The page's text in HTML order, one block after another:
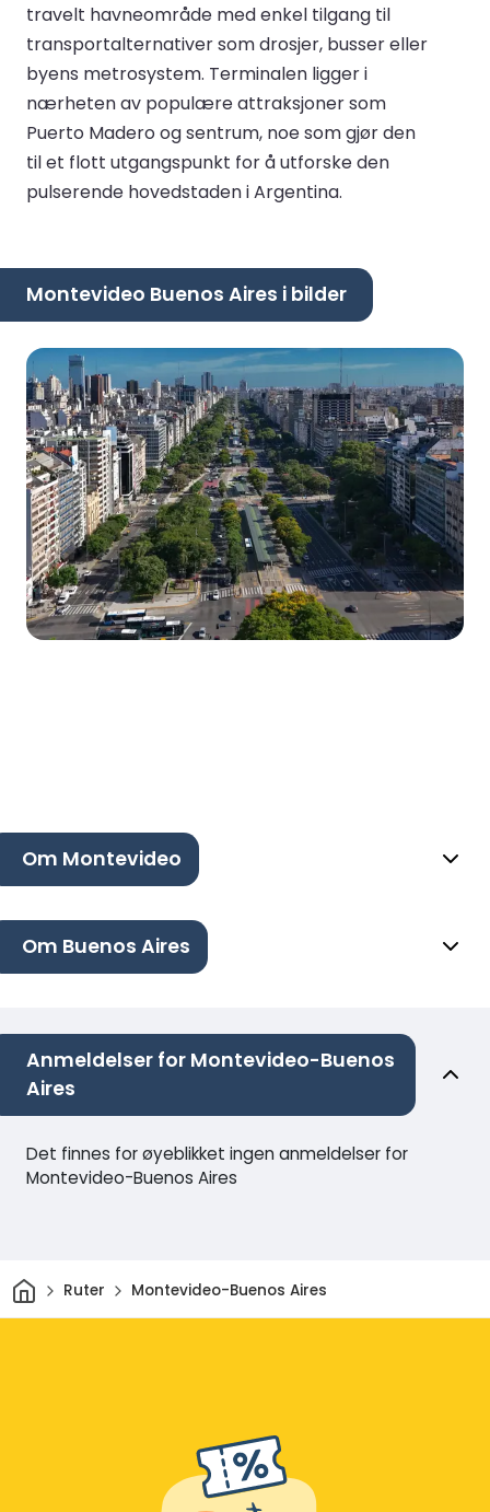
travelt havneområde med enkel tilgang til
transportalternativer som drosjer, busser eller
byens metrosystem. Terminalen ligger i
nærheten av populære attraksjoner som
Puerto Madero og sentrum, noe som gjør den
til et flott utgangspunkt for å utforske den
pulserende hovedstaden i Argentina.
Montevideo Buenos Aires i bilder
Om Montevideo
Om Buenos Aires
Anmeldelser for Montevideo-Buenos
Aires
Det finnes for øyeblikket ingen anmeldelser for
Montevideo-Buenos Aires
HjemRuter Montevideo-Buenos Aires